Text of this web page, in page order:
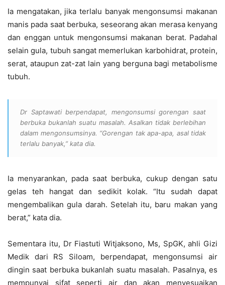
Ia mengatakan, jika terlalu banyak mengonsumsi makanan
manis pada saat berbuka, seseorang akan merasa kenyang
dan enggan untuk mengonsumsi makanan berat. Padahal
selain gula, tubuh sangat memerlukan karbohidrat, protein,
serat, ataupun zat-zat lain yang berguna bagi metabolisme
tubuh.
Dr Saptawati berpendapat, mengonsumsi gorengan saat
berbuka bukanlah suatu masalah. Asalkan tidak berlebihan
dalam mengonsumsinya. “Gorengan tak apa-apa, asal tidak
terlalu banyak,” kata dia.
Ia menyarankan, pada saat berbuka, cukup dengan satu
gelas teh hangat dan sedikit kolak. “Itu sudah dapat
mengembalikan gula darah. Setelah itu, baru makan yang
berat,” kata dia.
Sementara itu, Dr Fiastuti Witjaksono, Ms, SpGK, ahli Gizi
Medik dari RS Siloam, berpendapat, mengonsumsi air
dingin saat berbuka bukanlah suatu masalah. Pasalnya, es
mempunyai sifat seperti air dan akan menyesuaikan